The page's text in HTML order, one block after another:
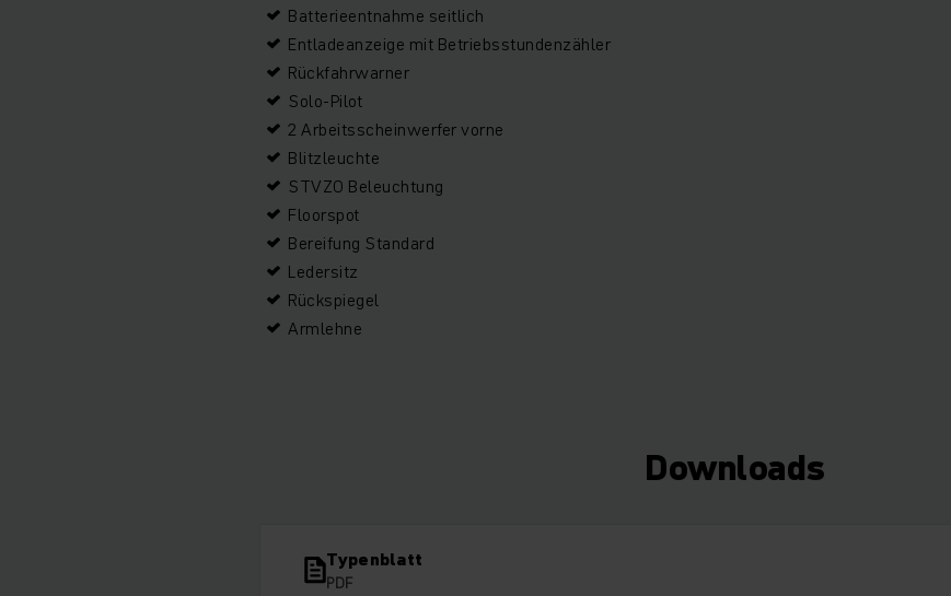
Batterieentnahme seitlich
Entladeanzeige mit Betriebsstundenzähler
Rückfahrwarner
Solo-Pilot
2 Arbeitsscheinwerfer vorne
Blitzleuchte
STVZO Beleuchtung
Floorspot
Bereifung Standard
Ledersitz
Rückspiegel
Armlehne
Downloads
Typenblatt
PDF